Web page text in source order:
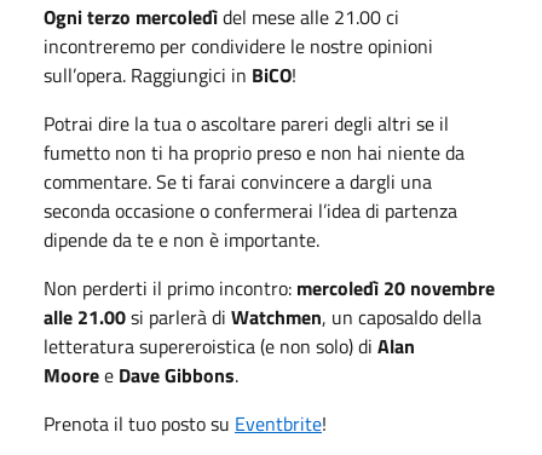
Ogni terzo mercoledìdel mese alle 21.00 ci
incontreremo per condividere le nostre opinioni
sull’opera. Raggiungici in BiCO!
Potrai dire la tua o ascoltare pareri degli altri se il
fumetto non ti ha proprio preso e non hai niente da
commentare. Se ti farai convincere a dargli una
seconda occasione o confermerai l’idea di partenza
dipende da te e non è importante.
Non perderti il primo incontro: mercoledì 20 novembre
alle 21.00si parlerà di Watchmen, un caposaldo della
letteratura supereroistica (e non solo) di Alan
Mooree Dave Gibbons.
Prenota il tuo posto su Eventbrite!